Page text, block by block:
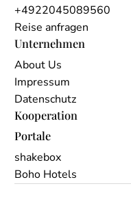
+4922045089560
Reise anfragen
Unternehmen
About Us
Impressum
Datenschutz
Kooperation
Portale
shakebox
Boho Hotels